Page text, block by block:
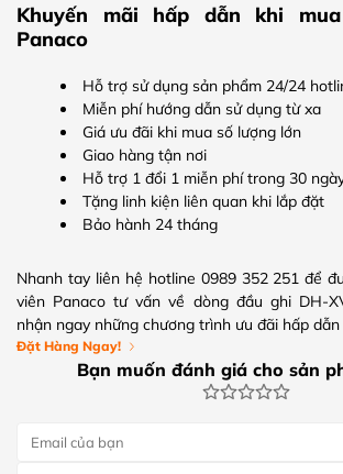
Khuyến mãi hấp dẫn khi
Panaco
Hỗ trợ sử dụng sản phẩm 24/24
Miễn phí hướng dẫn sử dụng từ xa
Giá ưu đãi khi mua số lượng lớn
Giao hàng tận nơi
Hỗ trợ 1 đổi 1 miễn phí trong 30
Tặng linh kiện liên quan khi lắp đặt
Bảo hành 24 tháng
Nhanh tay liên hệ hotline 0989 352 251 để
viên Panaco tư vấn về dòng đầu ghi DH-
nhận ngay những chương trình ưu đãi hấp
Đặt Hàng Ngay!
Bạn muốn đánh giá cho sản